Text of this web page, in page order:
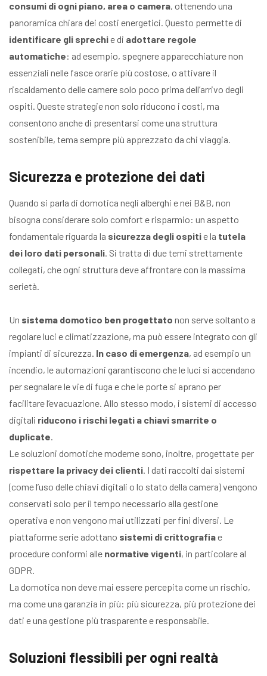
consumi di ogni piano, area o camera, ottenendo una
panoramica chiara dei costi energetici. Questo permette di
identificare gli sprechie di adottare regole
automatiche: ad esempio, spegnere apparecchiature non
essenziali nelle fasce orarie più costose, o attivare il
riscaldamento delle camere solo poco prima dell’arrivo degli
ospiti. Queste strategie non solo riducono i costi, ma
consentono anche di presentarsi come una struttura
sostenibile, tema sempre più apprezzato da chi viaggia.
Sicurezza e protezione dei dati
Quando si parla di domotica negli alberghi e nei B&B, non
bisogna considerare solo comfort e risparmio: un aspetto
fondamentale riguarda la sicurezza degli ospitie la tutela
dei loro dati personali. Si tratta di due temi strettamente
collegati, che ogni struttura deve affrontare con la massima
serietà.
Un sistema domotico ben progettato non serve soltanto a
regolare luci e climatizzazione, ma può essere integrato con gli
impianti di sicurezza. In caso di emergenza, ad esempio un
incendio, le automazioni garantiscono che le luci si accendano
per segnalare le vie di fuga e che le porte si aprano per
facilitare l’evacuazione. Allo stesso modo, i sistemi di accesso
digitali riducono i rischi legati a chiavi smarrite o
duplicate.
Le soluzioni domotiche moderne sono, inoltre, progettate per
rispettare la privacy dei clienti. I dati raccolti dai sistemi
(come l’uso delle chiavi digitali o lo stato della camera) vengono
conservati solo per il tempo necessario alla gestione
operativa e non vengono mai utilizzati per fini diversi. Le
piattaforme serie adottano sistemi di crittografiae
procedure conformi alle normative vigenti, in particolare al
GDPR.
La domotica non deve mai essere percepita come un rischio,
ma come una garanzia in più: più sicurezza, più protezione dei
dati e una gestione più trasparente e responsabile.
Soluzioni flessibili per ogni realtà